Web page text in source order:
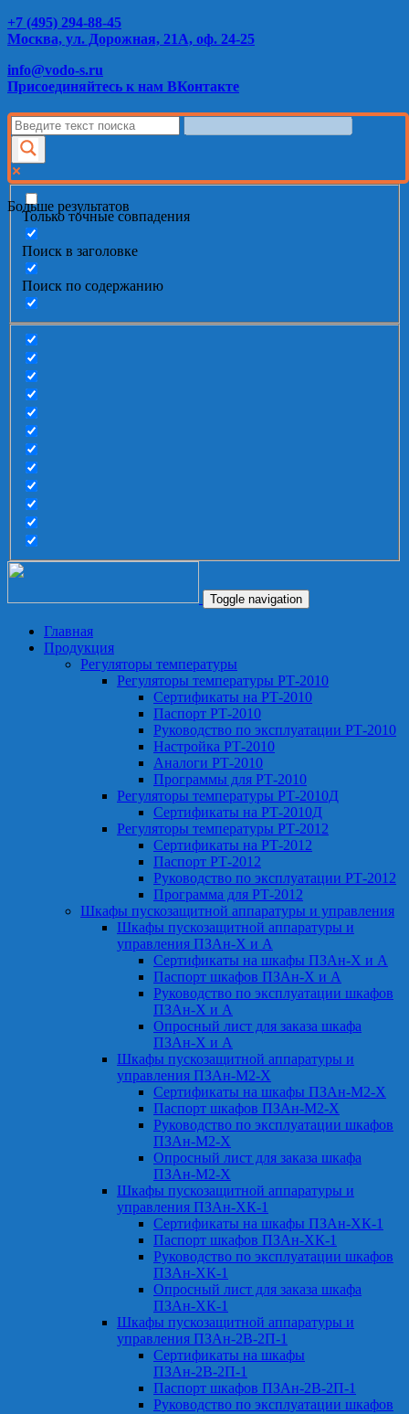
+7 (495) 294-88-45
Москва, ул. Дорожная, 21А, оф. 24-25
info@vodo-s.ru
Присоединяйтесь к нам ВКонтакте
Больше результатов
Только точные совпадения
Поиск в заголовке
Поиск по содержанию
Toggle navigation
Главная
Продукция
Регуляторы температуры
Регуляторы температуры РТ-2010
Сертификаты на РТ-2010
Паспорт РТ-2010
Руководство по эксплуатации РТ-2010
Настройка РТ-2010
Аналоги РТ-2010
Программы для РТ-2010
Регуляторы температуры РТ-2010Д
Сертификаты на РТ-2010Д
Регуляторы температуры РТ-2012
Сертификаты на РТ-2012
Паспорт РТ-2012
Руководство по эксплуатации РТ-2012
Программа для РТ-2012
Шкафы пускозащитной аппаратуры и управления
Шкафы пускозащитной аппаратуры и
управления ПЗАн-Х и А
Сертификаты на шкафы ПЗАн-Х и А
Паспорт шкафов ПЗАн-Х и А
Руководство по эксплуатации шкафов
ПЗАн-Х и А
Опросный лист для заказа шкафа
ПЗАн-Х и А
Шкафы пускозащитной аппаратуры и
управления ПЗАн-М2-Х
Сертификаты на шкафы ПЗАн-М2-Х
Паспорт шкафов ПЗАн-М2-Х
Руководство по эксплуатации шкафов
ПЗАн-М2-Х
Опросный лист для заказа шкафа
ПЗАн-М2-Х
Шкафы пускозащитной аппаратуры и
управления ПЗАн-ХК-1
Сертификаты на шкафы ПЗАн-ХК-1
Паспорт шкафов ПЗАн-ХК-1
Руководство по эксплуатации шкафов
ПЗАн-ХК-1
Опросный лист для заказа шкафа
ПЗАн-ХК-1
Шкафы пускозащитной аппаратуры и
управления ПЗАн-2В-2П-1
Сертификаты на шкафы
ПЗАн-2В-2П-1
Паспорт шкафов ПЗАн-2В-2П-1
Руководство по эксплуатации шкафов